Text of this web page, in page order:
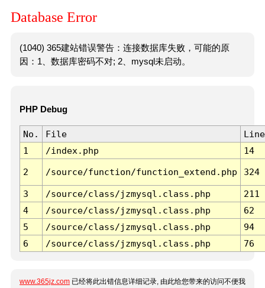
Database Error
(1040) 365建站错误警告：连接数据库失败，可能的原
因：1、数据库密码不对; 2、mysql未启动。
PHP Debug
No. File
Line
1
/index.php 14
2 /source/function/function_extend.php 324
3 /source/class/jzmysql.class.php
211
4
/source/class/jzmysql.class.php
62
5
/source/class/jzmysql.class.php
94
6
/source/class/jzmysql.class.php 76
www.365jz.com 已经将此出错信息详细记录, 由此给您带来的访问不便我